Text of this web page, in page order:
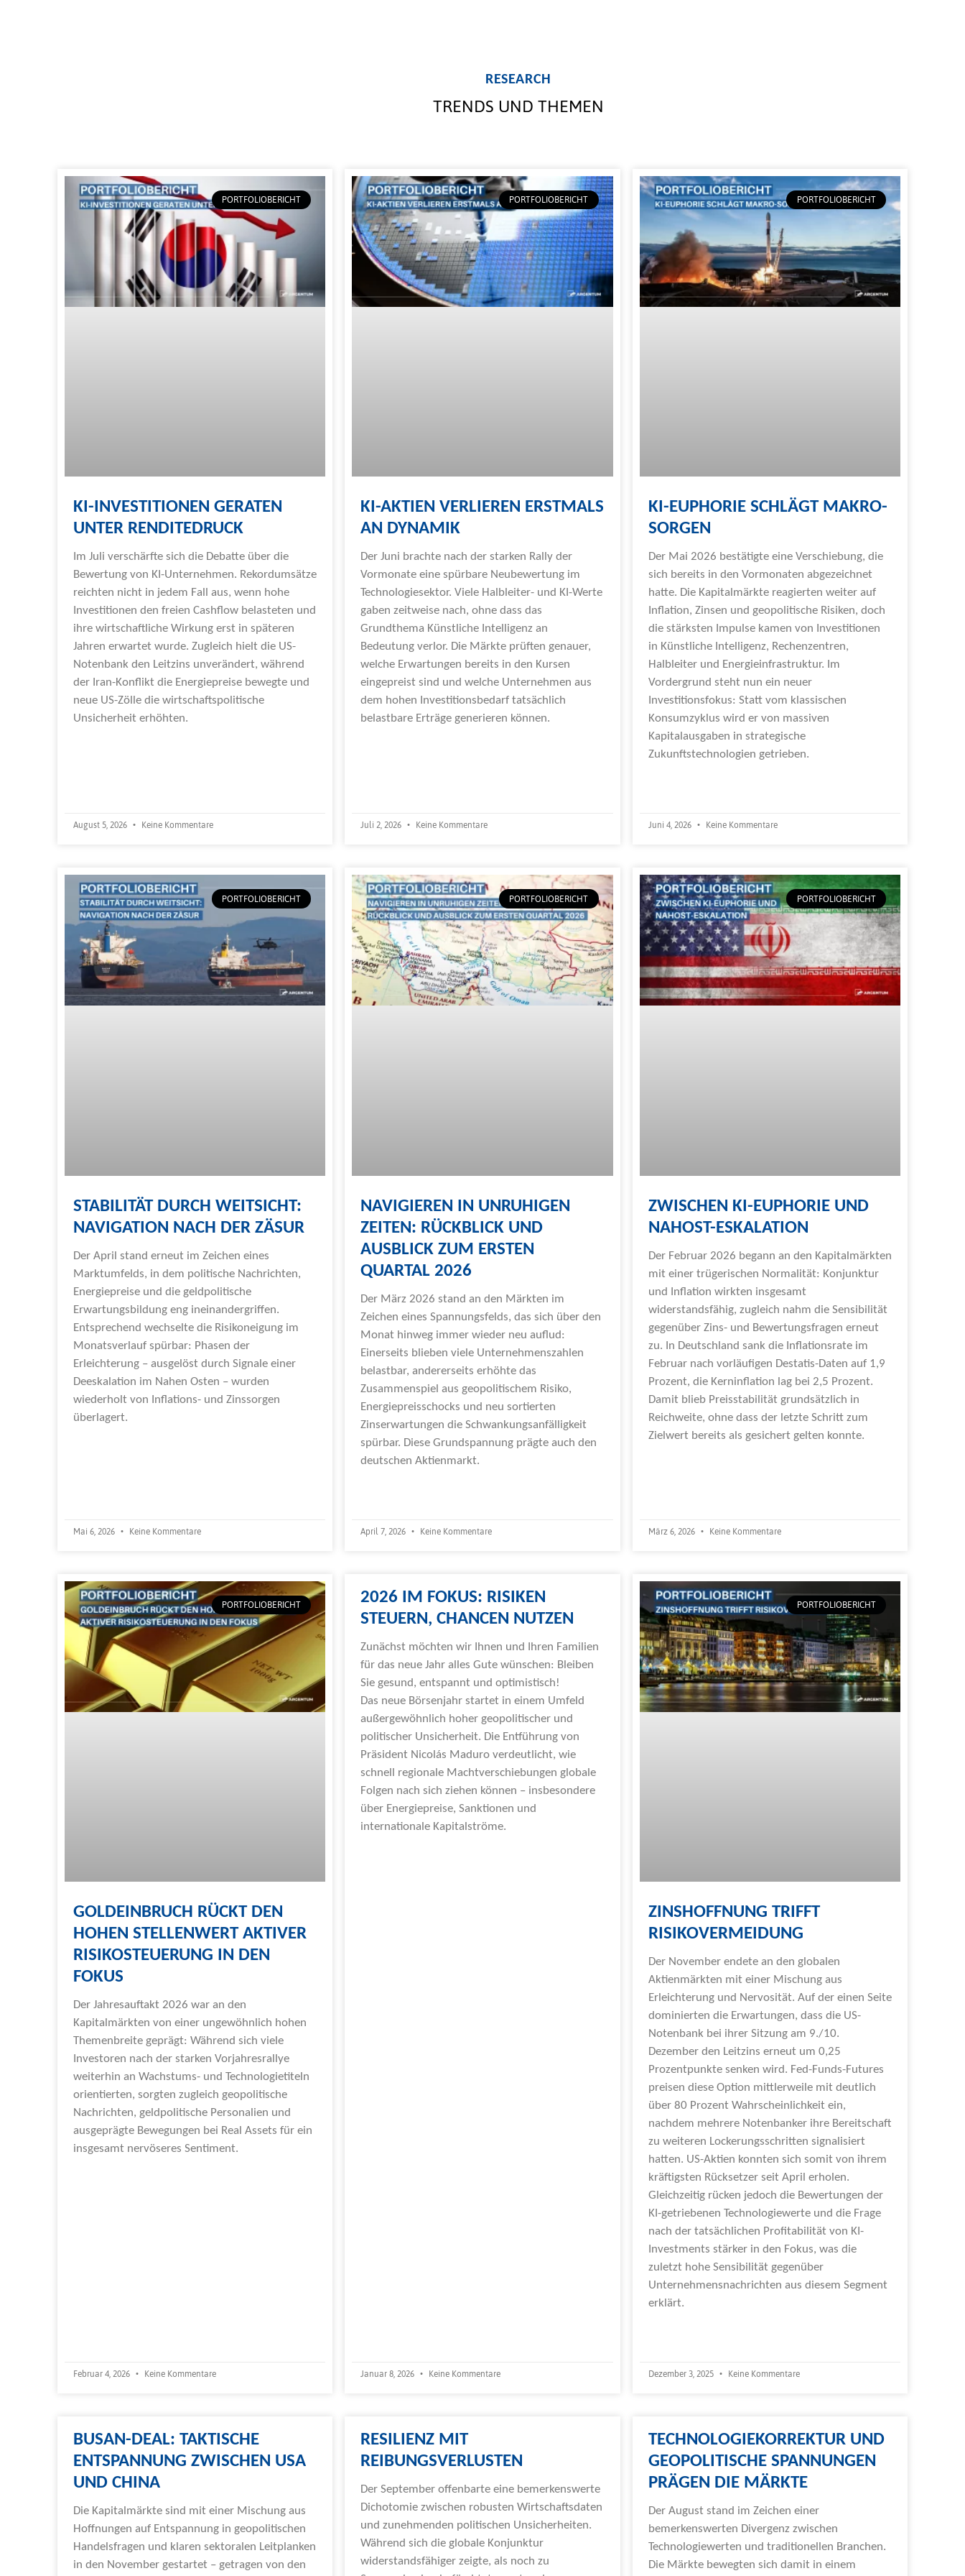
RESEARCH
TRENDS UND THEMEN
PORTFOLIOBERICHT
KI-INVESTITIONEN GERATEN
UNTER RENDITEDRUCK
Im Juli verschärfte sich die Debatte über die
Bewertung von KI-Unternehmen. Rekordumsätze
reichten nicht in jedem Fall aus, wenn hohe
Investitionen den freien Cashflow belasteten und
ihre wirtschaftliche Wirkung erst in späteren
Jahren erwartet wurde. Zugleich hielt die US-
Notenbank den Leitzins unverändert, während
der Iran-Konflikt die Energiepreise bewegte und
neue US-Zölle die wirtschaftspolitische
Unsicherheit erhöhten.
August 5, 2026 Keine Kommentare
PORTFOLIOBERICHT
KI-AKTIEN VERLIEREN ERSTMALS
AN DYNAMIK
Der Juni brachte nach der starken Rally der
Vormonate eine spürbare Neubewertung im
Technologiesektor. Viele Halbleiter- und KI-Werte
gaben zeitweise nach, ohne dass das
Grundthema Künstliche Intelligenz an
Bedeutung verlor. Die Märkte prüften genauer,
welche Erwartungen bereits in den Kursen
eingepreist sind und welche Unternehmen aus
dem hohen Investitionsbedarf tatsächlich
belastbare Erträge generieren können.
Juli 2, 2026 Keine Kommentare
PORTFOLIOBERICHT
KI-EUPHORIE SCHLÄGT MAKRO-
SORGEN
Der Mai 2026 bestätigte eine Verschiebung, die
sich bereits in den Vormonaten abgezeichnet
hatte. Die Kapitalmärkte reagierten weiter auf
Inflation, Zinsen und geopolitische Risiken, doch
die stärksten Impulse kamen von Investitionen
in Künstliche Intelligenz, Rechenzentren,
Halbleiter und Energieinfrastruktur. Im
Vordergrund steht nun ein neuer
Investitionsfokus: Statt vom klassischen
Konsumzyklus wird er von massiven
Kapitalausgaben in strategische
Zukunftstechnologien getrieben.
Juni 4, 2026 Keine Kommentare
PORTFOLIOBERICHT
STABILITÄT DURCH WEITSICHT:
NAVIGATION NACH DER ZÄSUR
Der April stand erneut im Zeichen eines
Marktumfelds, in dem politische Nachrichten,
Energiepreise und die geldpolitische
Erwartungsbildung eng ineinandergriffen.
Entsprechend wechselte die Risikoneigung im
Monatsverlauf spürbar: Phasen der
Erleichterung – ausgelöst durch Signale einer
Deeskalation im Nahen Osten – wurden
wiederholt von Inflations- und Zinssorgen
überlagert.
Mai 6, 2026 Keine Kommentare
PORTFOLIOBERICHT
NAVIGIEREN IN UNRUHIGEN
ZEITEN: RÜCKBLICK UND
AUSBLICK ZUM ERSTEN
QUARTAL 2026
Der März 2026 stand an den Märkten im
Zeichen eines Spannungsfelds, das sich über den
Monat hinweg immer wieder neu auflud:
Einerseits blieben viele Unternehmenszahlen
belastbar, andererseits erhöhte das
Zusammenspiel aus geopolitischem Risiko,
Energiepreisschocks und neu sortierten
Zinserwartungen die Schwankungsanfälligkeit
spürbar. Diese Grundspannung prägte auch den
deutschen Aktienmarkt.
April 7, 2026 Keine Kommentare
PORTFOLIOBERICHT
ZWISCHEN KI-EUPHORIE UND
NAHOST-ESKALATION
Der Februar 2026 begann an den Kapitalmärkten
mit einer trügerischen Normalität: Konjunktur
und Inflation wirkten insgesamt
widerstandsfähig, zugleich nahm die Sensibilität
gegenüber Zins- und Bewertungsfragen erneut
zu. In Deutschland sank die Inflationsrate im
Februar nach vorläufigen Destatis-Daten auf 1,9
Prozent, die Kerninflation lag bei 2,5 Prozent.
Damit blieb Preisstabilität grundsätzlich in
Reichweite, ohne dass der letzte Schritt zum
Zielwert bereits als gesichert gelten konnte.
März 6, 2026 Keine Kommentare
PORTFOLIOBERICHT
GOLDEINBRUCH RÜCKT DEN
HOHEN STELLENWERT AKTIVER
RISIKOSTEUERUNG IN DEN
FOKUS
Der Jahresauftakt 2026 war an den
Kapitalmärkten von einer ungewöhnlich hohen
Themenbreite geprägt: Während sich viele
Investoren nach der starken Vorjahresrallye
weiterhin an Wachstums- und Technologietiteln
orientierten, sorgten zugleich geopolitische
Nachrichten, geldpolitische Personalien und
ausgeprägte Bewegungen bei Real Assets für ein
insgesamt nervöseres Sentiment.
Februar 4, 2026 Keine Kommentare
2026 IM FOKUS: RISIKEN
STEUERN, CHANCEN NUTZEN
Zunächst möchten wir Ihnen und Ihren Familien
für das neue Jahr alles Gute wünschen: Bleiben
Sie gesund, entspannt und optimistisch!
Das neue Börsenjahr startet in einem Umfeld
außergewöhnlich hoher geopolitischer und
politischer Unsicherheit. Die Entführung von
Präsident Nicolás Maduro verdeutlicht, wie
schnell regionale Machtverschiebungen globale
Folgen nach sich ziehen können – insbesondere
über Energiepreise, Sanktionen und
internationale Kapitalströme.
Januar 8, 2026 Keine Kommentare
PORTFOLIOBERICHT
ZINSHOFFNUNG TRIFFT
RISIKOVERMEIDUNG
Der November endete an den globalen
Aktienmärkten mit einer Mischung aus
Erleichterung und Nervosität. Auf der einen Seite
dominierten die Erwartungen, dass die US-
Notenbank bei ihrer Sitzung am 9./10.
Dezember den Leitzins erneut um 0,25
Prozentpunkte senken wird. Fed-Funds-Futures
preisen diese Option mittlerweile mit deutlich
über 80 Prozent Wahrscheinlichkeit ein,
nachdem mehrere Notenbanker ihre Bereitschaft
zu weiteren Lockerungsschritten signalisiert
hatten. US-Aktien konnten sich somit von ihrem
kräftigsten Rücksetzer seit April erholen.
Gleichzeitig rücken jedoch die Bewertungen der
KI-getriebenen Technologiewerte und die Frage
nach der tatsächlichen Profitabilität von KI-
Investments stärker in den Fokus, was die
zuletzt hohe Sensibilität gegenüber
Unternehmensnachrichten aus diesem Segment
erklärt.
Dezember 3, 2025 Keine Kommentare
BUSAN-DEAL: TAKTISCHE
ENTSPANNUNG ZWISCHEN USA
UND CHINA
Die Kapitalmärkte sind mit einer Mischung aus
Hoffnungen auf Entspannung in geopolitischen
Handelsfragen und klaren sektoralen Leitplanken
in den November gestartet – getragen von den
RESILIENZ MIT
REIBUNGSVERLUSTEN
Der September offenbarte eine bemerkenswerte
Dichotomie zwischen robusten Wirtschaftsdaten
und zunehmenden politischen Unsicherheiten.
Während sich die globale Konjunktur
widerstandsfähiger zeigte, als noch zu
TECHNOLOGIEKORREKTUR UND
GEOPOLITISCHE SPANNUNGEN
PRÄGEN DIE MÄRKTE
Der August stand im Zeichen einer
bemerkenswerten Divergenz zwischen
Technologiewerten und traditionellen Branchen.
Die Märkte bewegten sich damit in einem